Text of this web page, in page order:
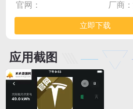
官网：
厂商：
立即下载
应用截图